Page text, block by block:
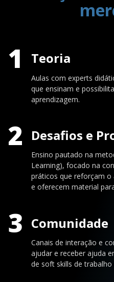
1 Teoria
Aulas com experts
que ensinam e
aprendizagem.
2 Desafios e
Ensino pautado na
Learning), focado na
práticos que reforçam o
e oferecem material
3 Comunidade
Canais de interação e
ajudar e receber ajuda
de soft skills de